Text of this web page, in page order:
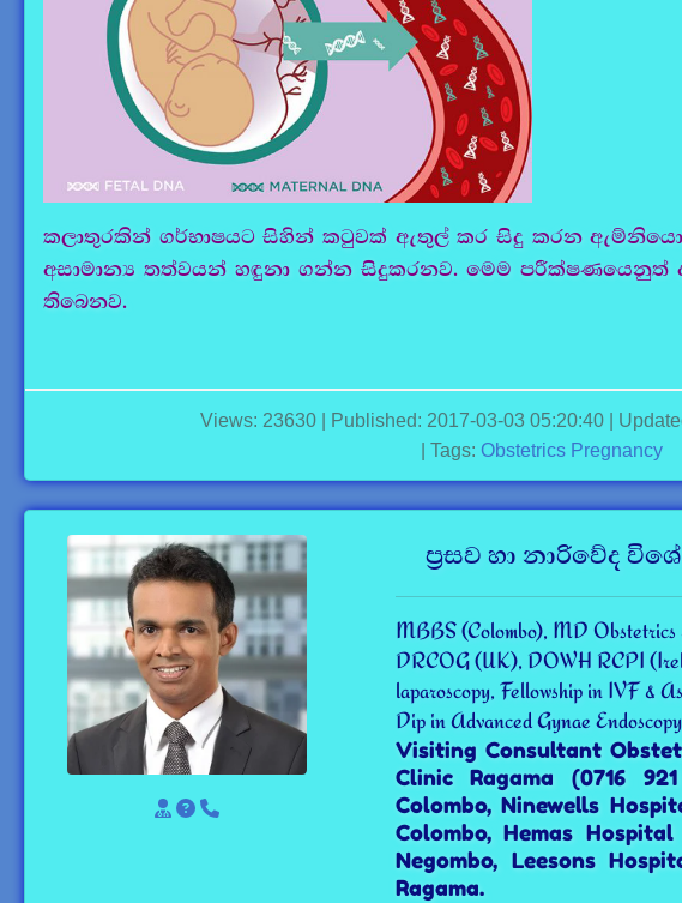
කලාතුරකින් ගර්භාෂයට සිහින් කටුවක් ඇතුල් කර සිදු කරන
අසාමාන්‍ය තත්වයන් හඳුනා ගන්න සිදුකරනව. මෙම පරීක්ෂණයෙනුත්
තිබෙනව.
Views: 23630 | Published: 2017-03-03 05:20:40 |
| Tags: Obstetrics Pregnancy
ප්‍රසව හා නාරිවේද
MBBS (Colombo), MD Obstetrics
DRCOG (UK), DOWH RCPI
laparoscopy, Fellowship in IVF &
Dip in Advanced Gynae
Visiting Consultant
Clinic Ragama (0716
Colombo, Ninewells
Colombo, Hemas
Negombo, Leesons
Ragama.